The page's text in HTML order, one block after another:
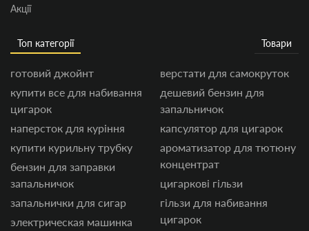
Акції
Топ категорії Товари
готовий джойнт
купити все для набивання
цигарок
наперсток для куріння
купити курильну трубку
бензин для заправки
запальничок
запальнички для сигар
электрическая машинка
верстати для самокруток
дешевий бензин для
запальничок
капсулятор для цигарок
ароматизатор для тютюну
концентрат
цигаркові гільзи
гільзи для набивання
цигарок